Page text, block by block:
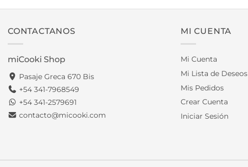
CONTACTANOS
miCooki Shop
Pasaje Greca 670 Bis
+54 341-7968549
+54 341-2579691
contacto@micooki.com
MI CUENTA
Mi Cuenta
Mi Lista de Deseos
Mis Pedidos
Crear Cuenta
Iniciar Sesión